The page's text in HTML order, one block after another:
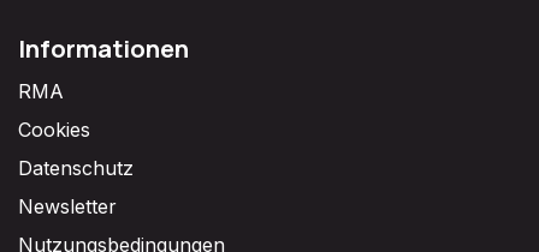
Informationen
RMA
Cookies
Datenschutz
Newsletter
Nutzungsbedingungen